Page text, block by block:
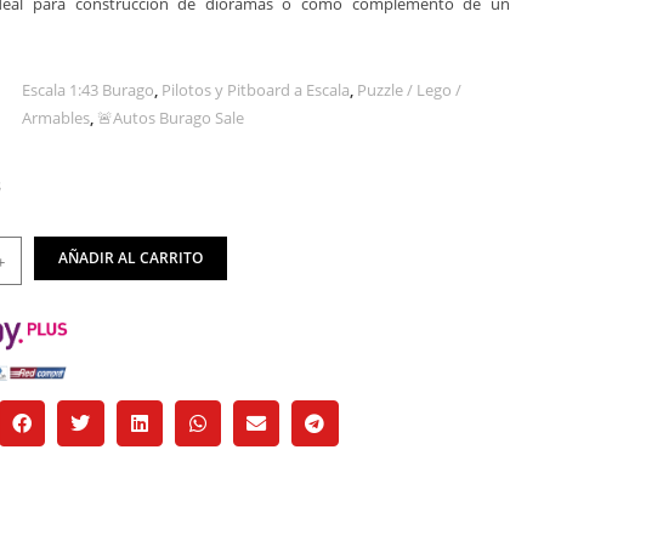
Escala 1:43 Burago, Pilotos y Pitboard a Escala, Puzzle / Lego /
Armables, 🚨Autos Burago Sale
AÑADIR AL CARRITO